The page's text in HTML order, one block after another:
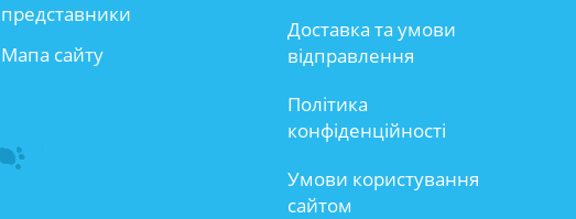
представники
Мапа сайту
Доставка та умови
відправлення
Політика
конфіденційності
Умови користування
сайтом